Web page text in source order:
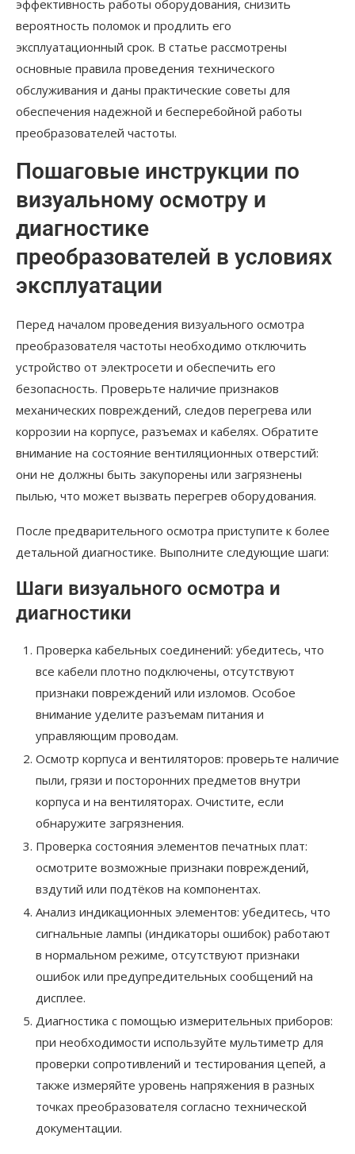
эффективность работы оборудования, снизить
вероятность поломок и продлить его
эксплуатационный срок. В статье рассмотрены
основные правила проведения технического
обслуживания и даны практические советы для
обеспечения надежной и бесперебойной работы
преобразователей частоты.
Пошаговые инструкции по
визуальному осмотру и
диагностике
преобразователей в условиях
эксплуатации
Перед началом проведения визуального осмотра
преобразователя частоты необходимо отключить
устройство от электросети и обеспечить его
безопасность. Проверьте наличие признаков
механических повреждений, следов перегрева или
коррозии на корпусе, разъемах и кабелях. Обратите
внимание на состояние вентиляционных отверстий:
они не должны быть закупорены или загрязнены
пылью, что может вызвать перегрев оборудования.
После предварительного осмотра приступите к более
детальной диагностике. Выполните следующие шаги:
Шаги визуального осмотра и
диагностики
Проверка кабельных соединений: убедитесь, что
все кабели плотно подключены, отсутствуют
признаки повреждений или изломов. Особое
внимание уделите разъемам питания и
управляющим проводам.
Осмотр корпуса и вентиляторов: проверьте наличие
пыли, грязи и посторонних предметов внутри
корпуса и на вентиляторах. Очистите, если
обнаружите загрязнения.
Проверка состояния элементов печатных плат:
осмотрите возможные признаки повреждений,
вздутий или подтёков на компонентах.
Анализ индикационных элементов: убедитесь, что
сигнальные лампы (индикаторы ошибок) работают
в нормальном режиме, отсутствуют признаки
ошибок или предупредительных сообщений на
дисплее.
Диагностика с помощью измерительных приборов:
при необходимости используйте мультиметр для
проверки сопротивлений и тестирования цепей, а
также измеряйте уровень напряжения в разных
точках преобразователя согласно технической
документации.